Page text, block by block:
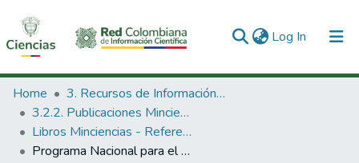
Log In (current)
Communities & Collections
All of DSpace
Statistics
Home
3. Recursos de Información Científica y Tecnológica
3.2.2. Publicaciones Minciencias
Libros Minciencias - Referenciales
Programa Nacional para el Desarrollo de la Acuicultura.